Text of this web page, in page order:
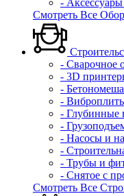
- Аксессуары
Смотреть Все
- Сварочное
- 3D
-
-
- Глубинные
-
- Насосы и
-
- Трубы и
- Снятое с
Смотреть Все